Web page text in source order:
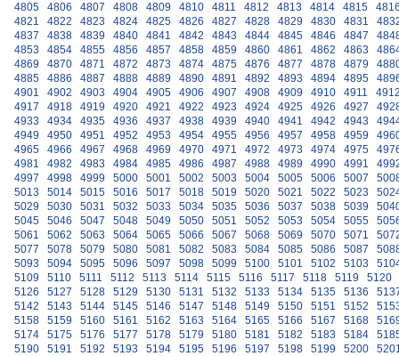
4805
4806 4807 4808 4809 4810 4811 4812 4813 4814 4815
4821
4822 4823 4824 4825 4826 4827 4828 4829 4830 4831
4837
4838 4839 4840 4841 4842 4843 4844 4845 4846 4847
4853
4854 4855 4856 4857 4858 4859 4860 4861 4862 4863
4869
4870 4871 4872 4873 4874 4875 4876 4877 4878 4879
4885
4886 4887 4888 4889 4890 4891 4892 4893 4894 4895
4901
4902 4903 4904 4905 4906 4907 4908 4909 4910 4911
4917
4918 4919 4920 4921 4922 4923 4924 4925 4926 4927
4933
4934 4935 4936 4937 4938 4939 4940 4941 4942 4943
4949
4950 4951 4952 4953 4954 4955 4956 4957 4958 4959
4965
4966 4967 4968 4969 4970 4971 4972 4973 4974 4975
4981
4982 4983 4984 4985 4986 4987 4988 4989 4990 4991
4997
4998 4999 5000 5001 5002 5003 5004 5005 5006 5007
5013
5014 5015 5016 5017 5018 5019 5020 5021 5022 5023
5029
5030 5031 5032 5033 5034 5035 5036 5037 5038 5039
5045
5046 5047 5048 5049 5050 5051 5052 5053 5054 5055
5061
5062 5063 5064 5065 5066 5067 5068 5069 5070 5071
5077
5078 5079 5080 5081 5082 5083 5084 5085 5086 5087
5093
5094 5095 5096 5097 5098 5099 5100 5101 5102 5103
5109
5110 5111 5112 5113 5114 5115 5116 5117 5118 5119
5120
5126
5127 5128 5129 5130 5131 5132 5133 5134 5135 5136
5142
5143 5144 5145 5146 5147 5148 5149 5150 5151 5152
5158
5159 5160 5161 5162 5163 5164 5165 5166 5167 5168
5174
5175 5176 5177 5178 5179 5180 5181 5182 5183 5184
5190
5191 5192 5193 5194 5195 5196 5197 5198 5199 5200